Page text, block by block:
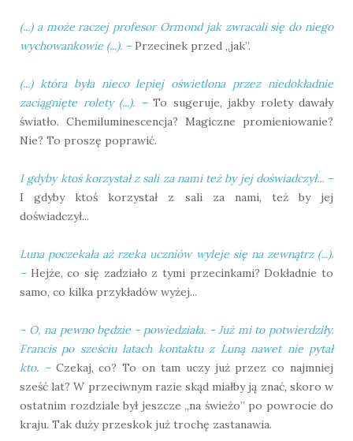
(...) a może raczej profesor Ormond jak zwracali się do niego
wychowankowie (...). –Przecinek przed „jak”.
(...) która była nieco lepiej oświetlona przez niedokładnie
zaciągnięte rolety (...). –To sugeruje, jakby rolety dawały
światło. Chemiluminescencja? Magiczne promieniowanie?
Nie? To proszę poprawić.
I gdyby ktoś korzystał z sali za nami też by jej doświadczył... –
I gdyby ktoś korzystał z sali za nami, też by jej
doświadczył...
Luna poczekała aż rzeka uczniów wyleje się na zewnątrz (...).
–Hejże, co się zadziało z tymi przecinkami? Dokładnie to
samo, co kilka przykładów wyżej...
- O, na pewno będzie - powiedziała. - Już mi to potwierdziły.
Francis po sześciu latach kontaktu z Luną nawet nie pytał
kto. –Czekaj, co? To on tam uczy już przez co najmniej
sześć lat? W przeciwnym razie skąd miałby ją znać, skoro w
ostatnim rozdziale był jeszcze „na świeżo” po powrocie do
kraju. Tak duży przeskok już trochę zastanawia.